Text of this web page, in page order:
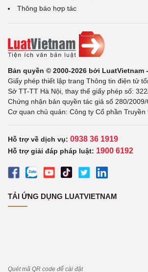
Thông báo hợp tác
Bản quyền © 2000-2026 bởi LuatVietnam
Giấy phép thiết lập trang Thông tin điện tử
Sở TT-TT Hà Nội, thay thế giấy phép số:
Chứng nhận bản quyền tác giả số 280/
Cơ quan chủ quản: Công ty Cổ phần
Hỗ trợ về dịch vụ: 0938 36 1919
Hỗ trợ giải đáp pháp luật: 1900 6192
TẢI ỨNG DỤNG LUATVIETNAM
Quét mã QR code để cài đặt